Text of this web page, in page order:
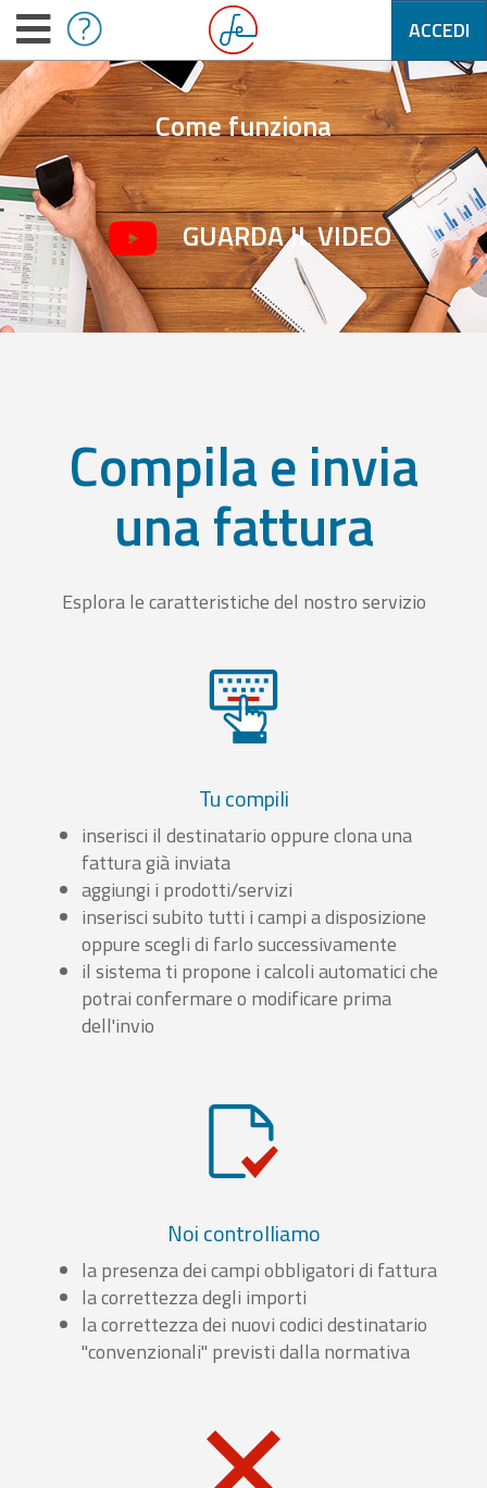
ACCEDI
Come funziona
GUARDA IL VIDEO
Compila e invia
una fattura
Esplora le caratteristiche del nostro servizio
Tu compili
inserisci il destinatario oppure clona una
fattura già inviata
aggiungi i prodotti/servizi
inserisci subito tutti i campi a disposizione
oppure scegli di farlo successivamente
il sistema ti propone i calcoli automatici che
potrai confermare o modificare prima
dell'invio
Noi controlliamo
la presenza dei campi obbligatori di fattura
la correttezza degli importi
la correttezza dei nuovi codici destinatario
"convenzionali" previsti dalla normativa